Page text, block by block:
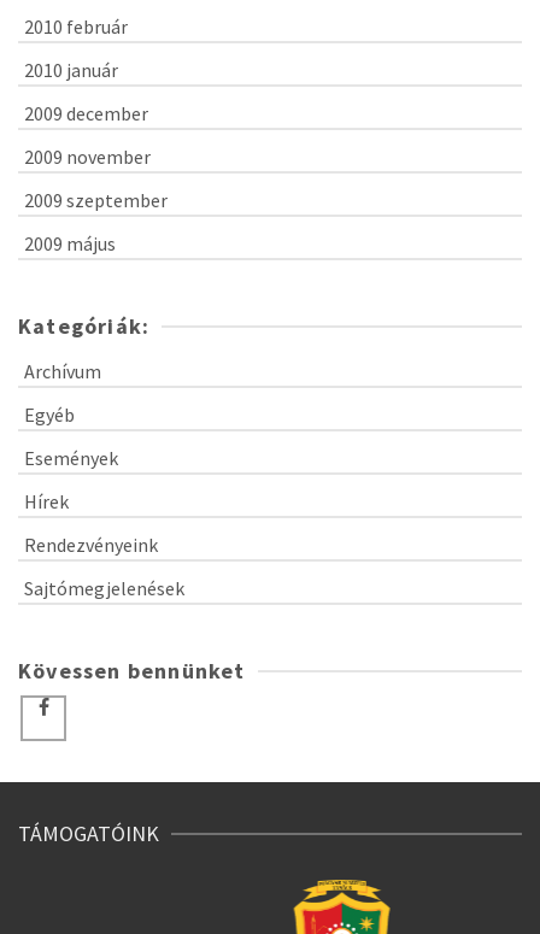
2010 február
2010 január
2009 december
2009 november
2009 szeptember
2009 május
Kategóriák:
Archívum
Egyéb
Események
Hírek
Rendezvényeink
Sajtómegjelenések
Kövessen bennünket
TÁMOGATÓINK